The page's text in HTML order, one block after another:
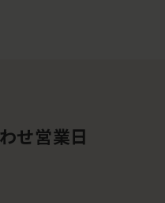
せ営業日